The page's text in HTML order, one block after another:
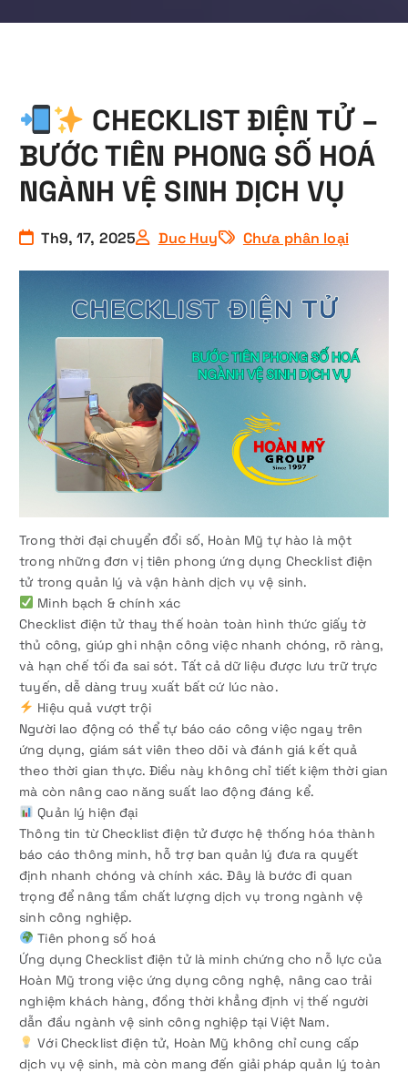
CHECKLIST ĐIỆN TỬ –
BƯỚC TIÊN PHONG SỐ HOÁ
NGÀNH VỆ SINH DỊCH VỤ
Th9, 17, 2025 Duc Huy Chưa phân loại
Trong thời đại chuyển đổi số, Hoàn Mỹ tự hào là một
trong những đơn vị tiên phong ứng dụng Checklist điện
tử trong quản lý và vận hành dịch vụ vệ sinh.
Minh bạch & chính xác
Checklist điện tử thay thế hoàn toàn hình thức giấy tờ
thủ công, giúp ghi nhận công việc nhanh chóng, rõ ràng,
và hạn chế tối đa sai sót. Tất cả dữ liệu được lưu trữ trực
tuyến, dễ dàng truy xuất bất cứ lúc nào.
Hiệu quả vượt trội
Người lao động có thể tự báo cáo công việc ngay trên
ứng dụng, giám sát viên theo dõi và đánh giá kết quả
theo thời gian thực. Điều này không chỉ tiết kiệm thời gian
mà còn nâng cao năng suất lao động đáng kể.
Quản lý hiện đại
Thông tin từ Checklist điện tử được hệ thống hóa thành
báo cáo thông minh, hỗ trợ ban quản lý đưa ra quyết
định nhanh chóng và chính xác. Đây là bước đi quan
trọng để nâng tầm chất lượng dịch vụ trong ngành vệ
sinh công nghiệp.
Tiên phong số hoá
Ứng dụng Checklist điện tử là minh chứng cho nỗ lực của
Hoàn Mỹ trong việc ứng dụng công nghệ, nâng cao trải
nghiệm khách hàng, đồng thời khẳng định vị thế người
dẫn đầu ngành vệ sinh công nghiệp tại Việt Nam.
Với Checklist điện tử, Hoàn Mỹ không chỉ cung cấp
dịch vụ vệ sinh, mà còn mang đến giải pháp quản lý toàn